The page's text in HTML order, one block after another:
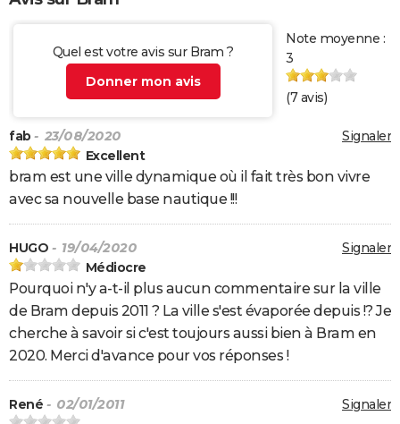
Quel est votre avis sur Bram ?
Donner mon avis
Note moyenne :
3
(7avis)
Signaler
fab - 23/08/2020
Excellent
bram est une ville dynamique où il fait très bon vivre
avec sa nouvelle base nautique !!!
Signaler
HUGO - 19/04/2020
Médiocre
Pourquoi n'y a-t-il plus aucun commentaire sur la ville
de Bram depuis 2011 ? La ville s'est évaporée depuis !? Je
cherche à savoir si c'est toujours aussi bien à Bram en
2020. Merci d'avance pour vos réponses !
Signaler
René - 02/01/2011